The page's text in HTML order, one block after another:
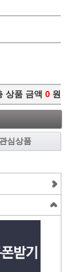
상품 금액 0 원
관심상품